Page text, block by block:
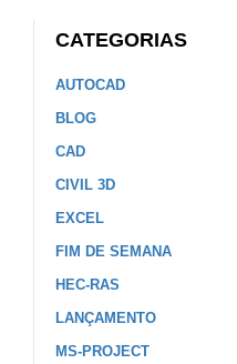
CATEGORIAS
AUTOCAD
BLOG
CAD
CIVIL 3D
EXCEL
FIM DE SEMANA
HEC-RAS
LANÇAMENTO
MS-PROJECT